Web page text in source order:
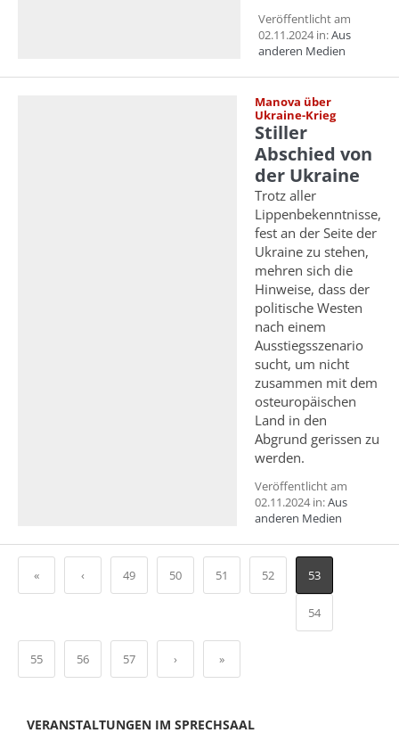
Veröffentlicht am
02.11.2024 in:Aus
anderen Medien
Manova über
Ukraine-Krieg
Stiller
Abschied von
der Ukraine
Trotz aller
Lippenbekenntnisse,
fest an der Seite der
Ukraine zu stehen,
mehren sich die
Hinweise, dass der
politische Westen
nach einem
Ausstiegsszenario
sucht, um nicht
zusammen mit dem
osteuropäischen
Land in den
Abgrund gerissen zu
werden.
Veröffentlicht am
02.11.2024 in:Aus
anderen Medien
« ‹ 49 50 51 52 53
54
55 56 57 › »
VERANSTALTUNGEN IM SPRECHSAAL